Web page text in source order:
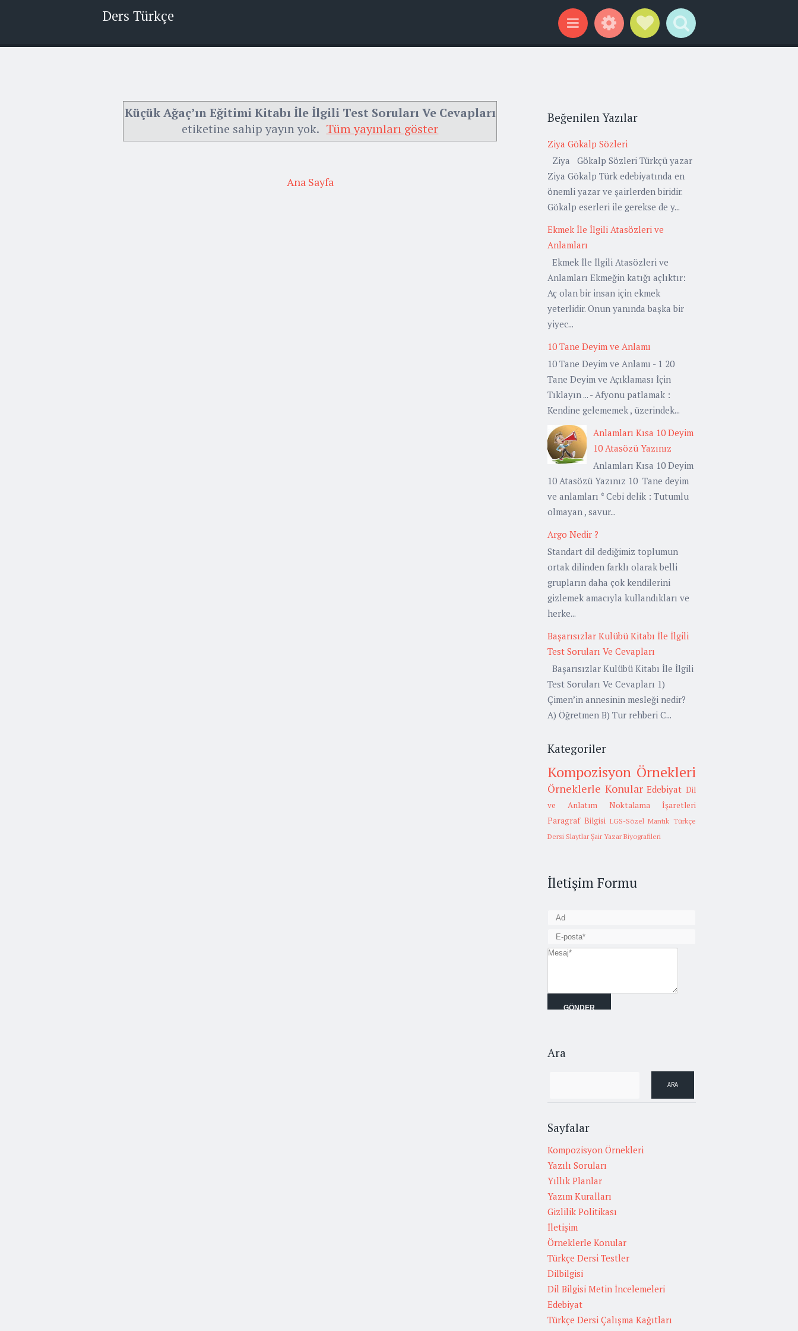
Ders Türkçe
Menu WidgetsSocial Links
Search
Küçük Ağaç’ın Eğitimi Kitabı İle İlgili Test Soruları Ve Cevapları
etiketine sahip yayın yok. Tüm yayınları göster
Ana Sayfa
Beğenilen Yazılar
Ziya Gökalp Sözleri
Ziya Gökalp Sözleri Türkçü yazar
Ziya Gökalp Türk edebiyatında en
önemli yazar ve şairlerden biridir.
Gökalp eserleri ile gerekse de y...
Ekmek İle İlgili Atasözleri ve
Anlamları
Ekmek İle İlgili Atasözleri ve
Anlamları Ekmeğin katığı açlıktır:
Aç olan bir insan için ekmek
yeterlidir. Onun yanında başka bir
yiyec...
10 Tane Deyim ve Anlamı
10 Tane Deyim ve Anlamı - 1 20
Tane Deyim ve Açıklaması İçin
Tıklayın ... - Afyonu patlamak :
Kendine gelememek , üzerindek...
Anlamları Kısa 10 Deyim
10 Atasözü Yazınız
Anlamları Kısa 10 Deyim
10 Atasözü Yazınız 10 Tane deyim
ve anlamları * Cebi delik : Tutumlu
olmayan , savur...
Argo Nedir ?
Standart dil dediğimiz toplumun
ortak dilinden farklı olarak belli
grupların daha çok kendilerini
gizlemek amacıyla kullandıkları ve
herke...
Başarısızlar Kulübü Kitabı İle İlgili
Test Soruları Ve Cevapları
Başarısızlar Kulübü Kitabı İle İlgili
Test Soruları Ve Cevapları 1)
Çimen’in annesinin mesleği nedir?
A) Öğretmen B) Tur rehberi C...
Kategoriler
Kompozisyon Örnekleri
Örneklerle Konular Edebiyat Dil
ve Anlatım
Noktalama İşaretleri
Paragraf Bilgisi LGS-Sözel Mantık Türkçe
Dersi Slaytlar Şair Yazar Biyografileri
İletişim Formu
Ara
Sayfalar
Kompozisyon Örnekleri
Yazılı Soruları
Yıllık Planlar
Yazım Kuralları
Gizlilik Politikası
İletişim
Örneklerle Konular
Türkçe Dersi Testler
Dilbilgisi
Dil Bilgisi Metin İncelemeleri
Edebiyat
Türkçe Dersi Çalışma Kağıtları